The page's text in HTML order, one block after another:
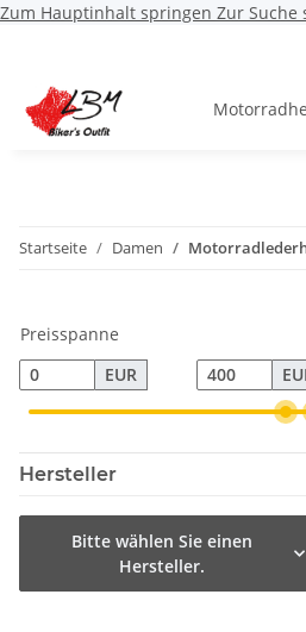
Zum Hauptinhalt springen Zur Suche
Startseite Damen
Preisspanne
EUR
Hersteller
Bitte wählen Sie einen
Hersteller.